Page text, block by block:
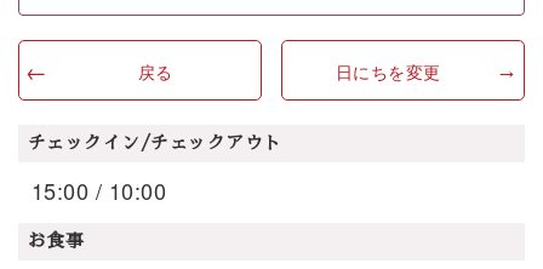
戻る 日にちを変更
チェックイン/チェックアウト
15:00 / 10:00
お食事